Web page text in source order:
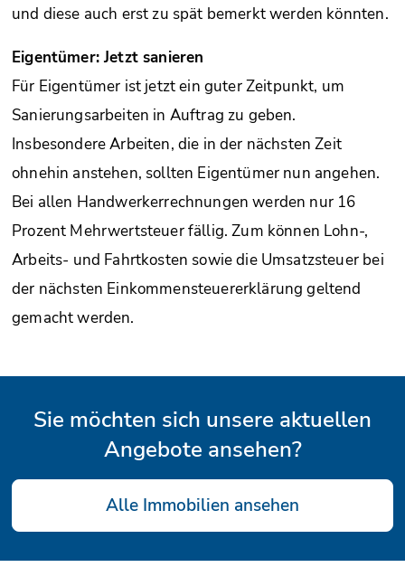
und diese auch erst zu spät bemerkt werden könnten.
Eigentümer: Jetzt sanieren
Für Eigentümer ist jetzt ein guter Zeitpunkt, um
Sanierungsarbeiten in Auftrag zu geben.
Insbesondere Arbeiten, die in der nächsten Zeit
ohnehin anstehen, sollten Eigentümer nun angehen.
Bei allen Handwerkerrechnungen werden nur 16
Prozent Mehrwertsteuer fällig. Zum können Lohn-,
Arbeits- und Fahrtkosten sowie die Umsatzsteuer bei
der nächsten Einkommensteuererklärung geltend
gemacht werden.
Sie möchten sich unsere aktuellen
Angebote ansehen?
Alle Immobilien ansehen